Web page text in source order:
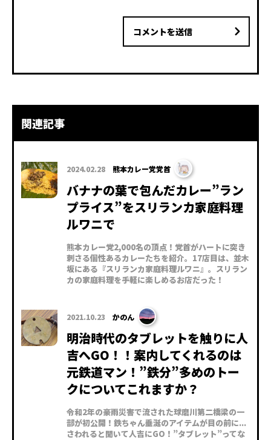
コメントを送信
関連記事
2024.02.28 熊本カレー党党首
バナナの葉で包んだカレー”ラン
プライス”をスリランカ家庭料理
ルワニで
熊本カレー党2,000名の頂点！党首がハートに突き
刺さる個性あるカレーたちを紹介。17店目は、並木
坂にある『スリランカ家庭料理ルワニ』。スリラン
カの家庭料理を手軽に楽しめるお店だった！
2021.10.23 かのん
明治時代のタブレットを触りに人
吉へGO！！案内してくれるのは
元鉄道マン！”鉄分”多めのトー
クについてこれますか？
令和2年の豪雨災害で流された球磨川第二橋梁の一
部が初公開！鉄ちゃん垂涎のアイテムが目の前に...
さわれると聞いて人吉にGO！”タブレット”ってな